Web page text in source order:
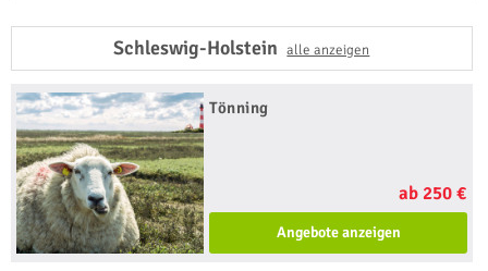
Schleswig-Holsteinalle anzeigen
Tönning
ab 250 €
Angebote anzeigen